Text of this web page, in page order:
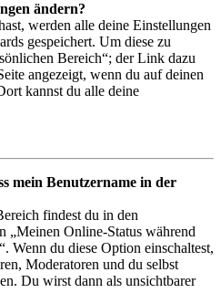
ändern?
werden alle deine Einstellungen
gespeichert. Um diese zu
Bereich“; der Link dazu
angezeigt, wenn du auf deinen
kannst du alle deine
mein Benutzername in der
findest du in den
„Meinen Online-Status während
Wenn du diese Option einschaltest,
Moderatoren und du selbst
Du wirst dann als unsichtbarer